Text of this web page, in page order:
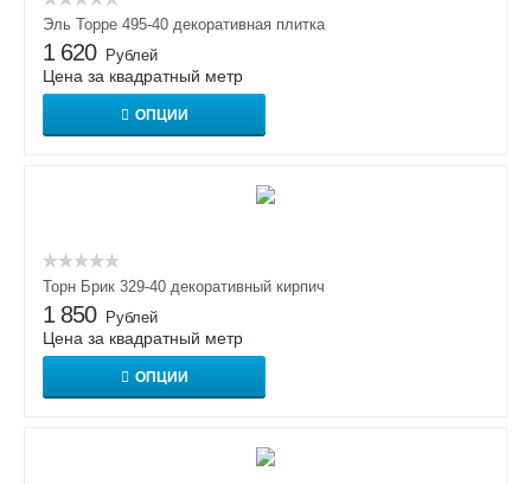
Эль Торре 495-40 декоративная плитка
1 620 Рублей
Цена за квадратный метр
ОПЦИИ
Торн Брик 329-40 декоративный кирпич
1 850 Рублей
Цена за квадратный метр
ОПЦИИ